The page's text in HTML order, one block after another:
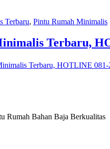
Terbaru, Pintu Rumah Minimalis
Terbaru,
Terbaru, HOTLINE 081-
Rumah Bahan Baja Berkualitas